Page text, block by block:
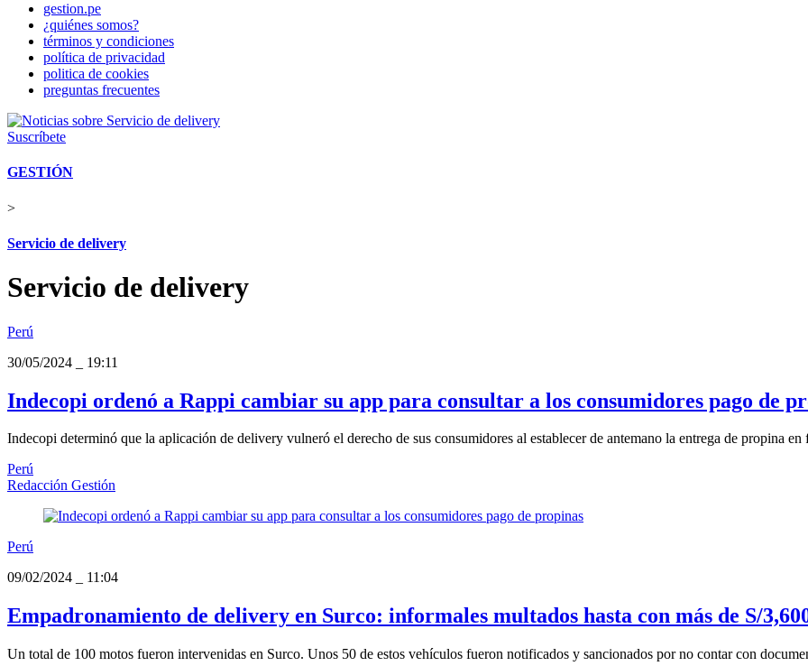
gestion.pe
¿quiénes somos?
términos y condiciones
política de privacidad
politica de cookies
preguntas frecuentes
Suscríbete
GESTIÓN
>
Servicio de delivery
Servicio de delivery
Perú
30/05/2024
19:11
Indecopi ordenó a Rappi cambiar su app para consultar a los consumidores pago de
Indecopi determinó que la aplicación de delivery vulneró el derecho de sus consumidores al establecer de antemano la entrega de propina en
Perú
Redacción Gestión
Perú
09/02/2024
11:04
Empadronamiento de delivery en Surco: informales multados hasta con más de S/
Un total de 100 motos fueron intervenidas en Surco. Unos 50 de estos vehículos fueron notificados y sancionados por no contar con